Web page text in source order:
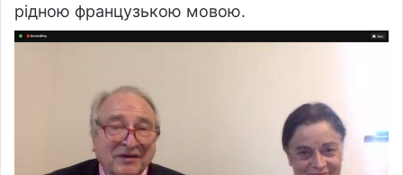
рідною французькою мовою.